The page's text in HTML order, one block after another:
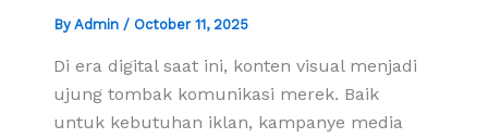
By Admin / October 11, 2025
Di era digital saat ini, konten visual menjadi
ujung tombak komunikasi merek. Baik
untuk kebutuhan iklan, kampanye media